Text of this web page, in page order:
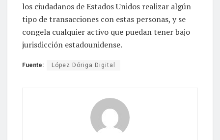
los ciudadanos de Estados Unidos realizar algún
tipo de transacciones con estas personas, y se
congela cualquier activo que puedan tener bajo
jurisdicción estadounidense.
Fuente: López Dóriga Digital